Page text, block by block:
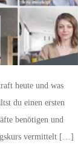
heute und was
du einen ersten
benötigen und
vermittelt […]